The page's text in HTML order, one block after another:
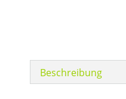
Beschreibung